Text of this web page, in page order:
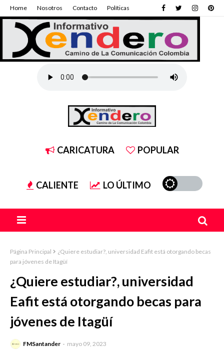
Home Nosotros Contacto Políticas
CARICATURA POPULAR
CALIENTE LO ÚLTIMO
Página Principal
¿Quiere estudiar?, universidad Eafit está otorgando becas
para jóvenes de Itagüí
¿Quiere estudiar?, universidad
Eafit está otorgando becas para
jóvenes de Itagüí
FMSantander mayo 09, 2023